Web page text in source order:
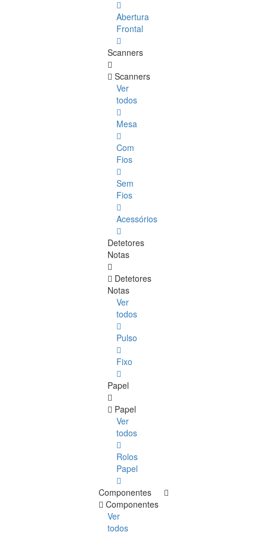
Abertura
Frontal
Scanners
Scanners
Ver
todos
Mesa
Com
Fios
Sem
Fios
Acessórios
Detetores
Notas
Detetores
Notas
Ver
todos
Pulso
Fixo
Papel
Papel
Ver
todos
Rolos
Papel
Componentes
Componentes
Ver
todos